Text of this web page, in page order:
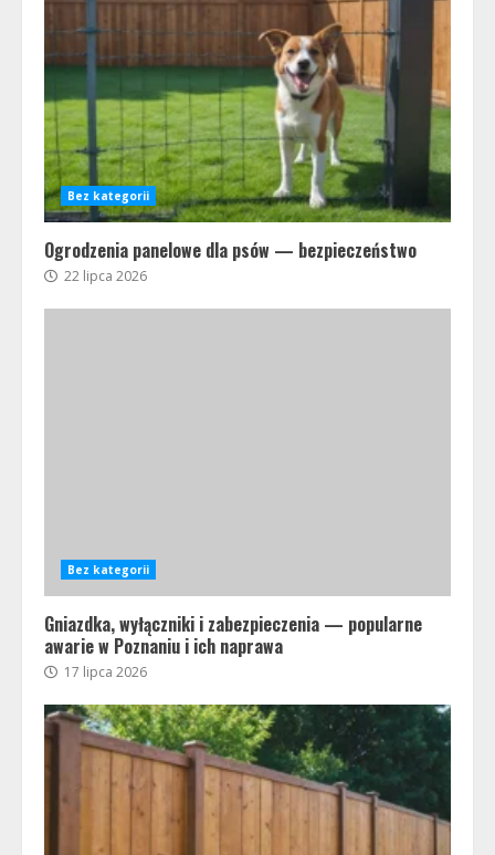
Bez kategorii
Ogrodzenia panelowe dla psów — bezpieczeństwo
22 lipca 2026
Bez kategorii
Gniazdka, wyłączniki i zabezpieczenia — popularne
awarie w Poznaniu i ich naprawa
17 lipca 2026